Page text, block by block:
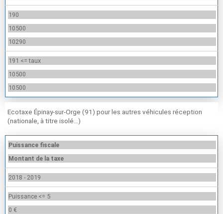
190
10500
10290
191 <= taux
10500
10500
Ecotaxe Épinay-sur-Orge (91) pour les autres véhicules réception
(nationale, à titre isolé…)
Puissance fiscale
Montant de la taxe
2018 - 2019
Puissance <= 5
0 €